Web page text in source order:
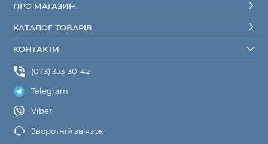
ПРО МАГАЗИН
КАТАЛОГ ТОВАРІВ
КОНТАКТИ
(073) 353-30-42
Telegram
Viber
Зворотній зв'язок